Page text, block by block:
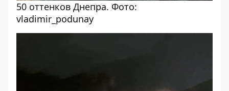
50 оттенков Днепра. Фото:
vladimir_podunay